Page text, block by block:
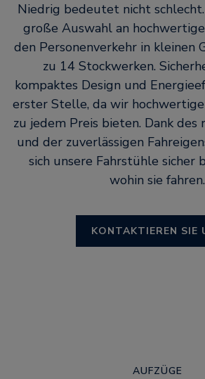
Niedrig bedeutet nicht
große Auswahl an
den Personenverkehr in kleinen
zu 14 Stockwerken.
kompaktes Design und
erster Stelle, da wir
zu jedem Preis bieten. Dank des
und der zuverlässigen
sich unsere Fahrstühle sicher
wohin sie fahren.
KONTAKTIEREN SIE
AUFZÜGE